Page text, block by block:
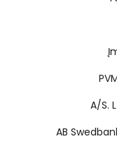
A/S.
AB